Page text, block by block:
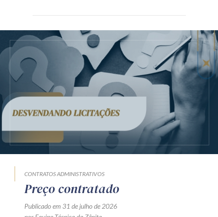
CONTRATOS ADMINISTRATIVOS
Preço contratado
Publicado em 31 de julho de 2026